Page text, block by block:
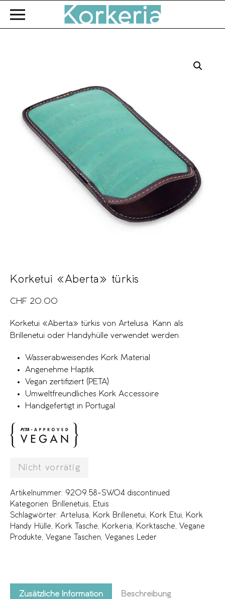
Zum Hauptinhalt springen
Korketui «Aberta» türkis
CHF 20.00
Korketui «Aberta» türkis von Artelusa. Kann als
Brillenetui oder Handyhülle verwendet werden.
Wasserabweisendes Kork Material
Angenehme Haptik
Vegan zertifiziert (PETA)
Umweltfreundliches Kork Accessoire
Handgefertigt in Portugal
Nicht vorrätig
Artikelnummer: 9209.58-SW04 discontinued
Kategorien: Brillenetuis, Etuis
Schlagwörter: Artelusa, Kork Brillenetui, Kork Etui, Kork
Handy Hülle, Kork Tasche, Korkeria, Korktasche, Vegane
Produkte, Vegane Taschen, Veganes Leder
Zusätzliche Information Beschreibung